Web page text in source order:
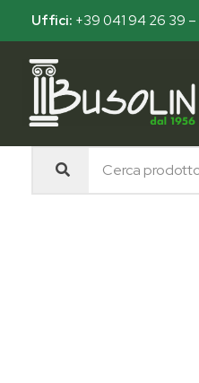
Uffici: +39 041 94 26 39 –